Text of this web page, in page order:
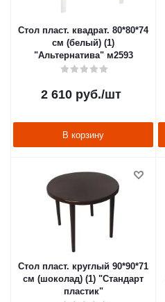
Стол пласт. квадрат. 80*80*74
см (белый) (1)
"Альтернатива" м2593
2 610руб./шт
В корзину
Стол пласт. круглый 90*90*71
см (шоколад) (1) "Стандарт
пластик"